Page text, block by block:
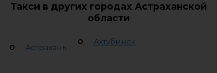
Такси в других городах Астраханской
области
Астрахань
Ахтубинск